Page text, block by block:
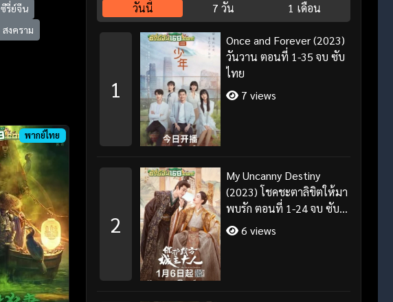
ซีรี่ย์จีน
สงคราม
พากย์ไทย
วันนี้ 7 วัน 1 เดือน
1
Once and Forever (2023)
วันวาน ตอนที่ 1-35 จบ ซับ
ไทย
7 views
2
My Uncanny Destiny
(2023) โชคชะตาลิขิตให้มา
พบรัก ตอนที่ 1-24 จบ ซับ
ไทย/พากย์ไทย
6 views